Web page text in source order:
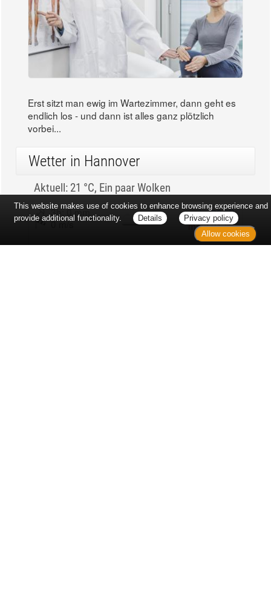
Erst sitzt man ewig im Wartezimmer, dann geht es
endlich los - und dann ist alles ganz plötzlich
vorbei...
Wetter in Hannover
Aktuell: 21 °C, Ein paar Wolken
3h: 0 mm
0 m/s
min: 20 °C
max: 21 °C
This website makes use of cookies to enhance browsing experience and
provide additional functionality.
Details
Privacy policy
Allow cookies